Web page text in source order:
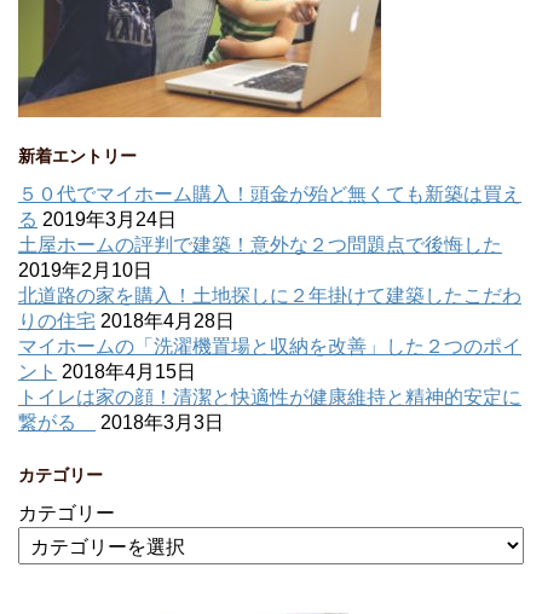
新着エントリー
５０代でマイホーム購入！頭金が殆ど無くても新築は買え
る 2019年3月24日
土屋ホームの評判で建築！意外な２つ問題点で後悔した
2019年2月10日
北道路の家を購入！土地探しに２年掛けて建築したこだわ
りの住宅 2018年4月28日
マイホームの「洗濯機置場と収納を改善」した２つのポイ
ント 2018年4月15日
トイレは家の顔！清潔と快適性が健康維持と精神的安定に
繋がる
2018年3月3日
カテゴリー
カテゴリー